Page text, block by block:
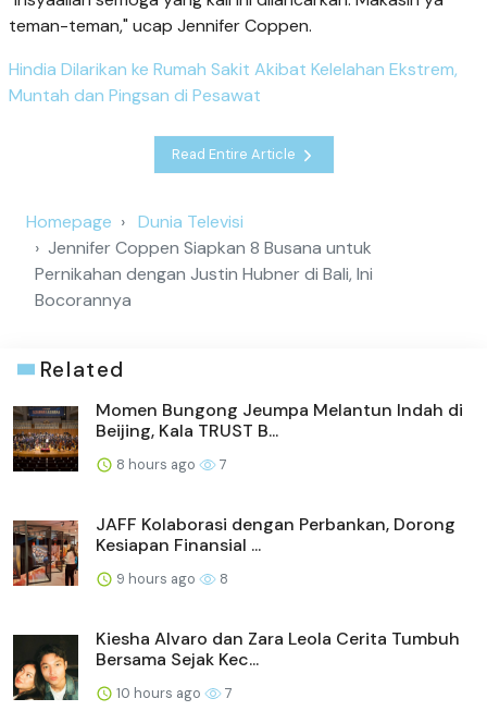
teman-teman," ucap Jennifer Coppen.
Hindia Dilarikan ke Rumah Sakit Akibat Kelelahan Ekstrem,
Muntah dan Pingsan di Pesawat
Read Entire Article
Homepage
Dunia Televisi
Jennifer Coppen Siapkan 8 Busana untuk
Pernikahan dengan Justin Hubner di Bali, Ini
Bocorannya
Related
Momen Bungong Jeumpa Melantun Indah di
Beijing, Kala TRUST B...
8 hours ago 7
JAFF Kolaborasi dengan Perbankan, Dorong
Kesiapan Finansial ...
9 hours ago 8
Kiesha Alvaro dan Zara Leola Cerita Tumbuh
Bersama Sejak Kec...
10 hours ago 7